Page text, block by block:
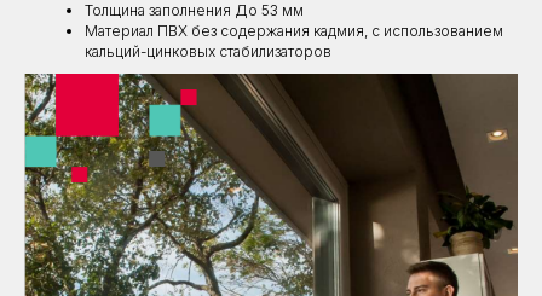
Толщина заполнения До 53 мм
Материал ПВХ без содержания кадмия, с использованием
кальций-цинковых стабилизаторов